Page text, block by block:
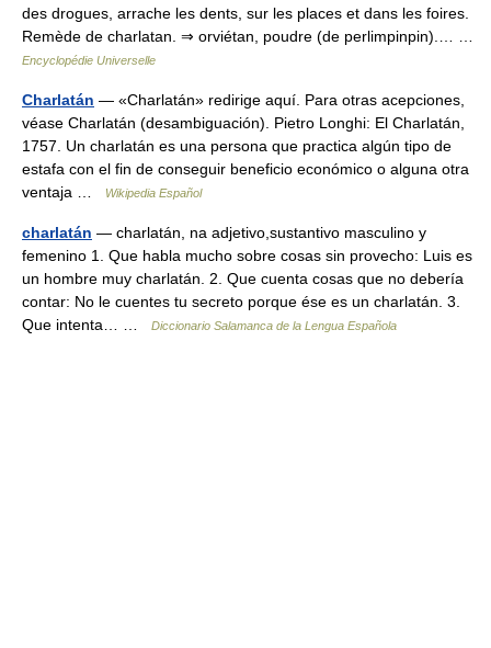
des drogues, arrache les dents, sur les places et dans les foires.
Remède de charlatan. ⇒ orviétan, poudre (de perlimpinpin).… …
Encyclopédie Universelle
Charlatán — «Charlatán» redirige aquí. Para otras acepciones,
véase Charlatán (desambiguación). Pietro Longhi: El Charlatán,
1757. Un charlatán es una persona que practica algún tipo de
estafa con el fin de conseguir beneficio económico o alguna otra
ventaja …
Wikipedia Español
charlatán — charlatán, na adjetivo,sustantivo masculino y
femenino 1. Que habla mucho sobre cosas sin provecho: Luis es
un hombre muy charlatán. 2. Que cuenta cosas que no debería
contar: No le cuentes tu secreto porque ése es un charlatán. 3.
Que intenta… …
Diccionario Salamanca de la Lengua Española